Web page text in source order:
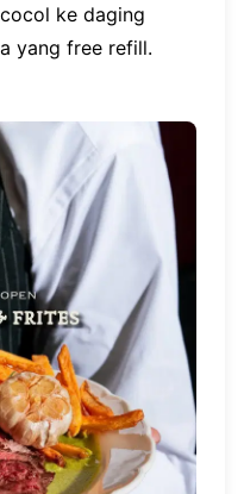
ke daging
yang free refill.